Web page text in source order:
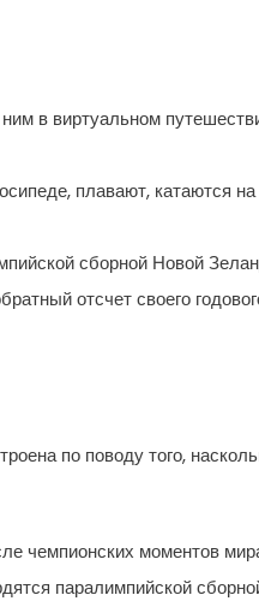
в виртуальном
плавают, катаются
сборной Новой
отсчет своего
по поводу того,
чемпионских моментов
паралимпийской